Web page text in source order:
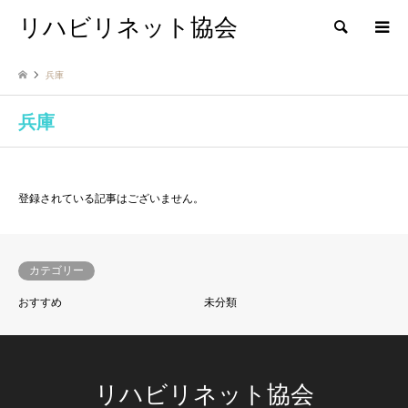
リハビリネット協会 検索
兵庫
兵庫
登録されている記事はございません。
カテゴリー
おすすめ 未分類
リハビリネット協会